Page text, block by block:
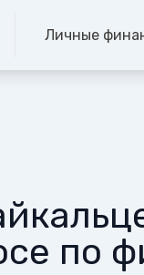
Личные
по